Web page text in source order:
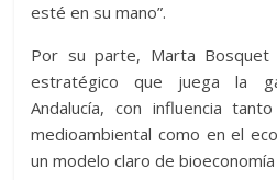
esté en su mano”.
Por su parte, Marta Bosquet
estratégico que juega la
Andalucía, con influencia
medioambiental como en el
un modelo claro de bioeconomía